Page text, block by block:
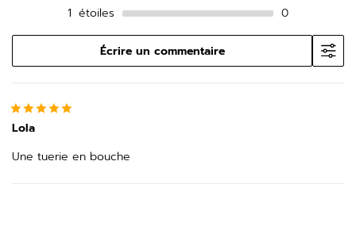
1 étoiles 0
Écrire un commentaire
Lola
Une tuerie en bouche